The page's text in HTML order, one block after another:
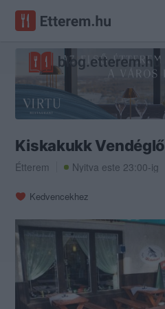
Kiskakukk Vendéglő
Étterem
Nyitva este 23:00-ig
Kedvencekhez